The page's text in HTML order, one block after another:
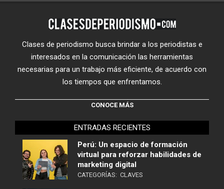
Clases de periodismo busca brindar a los periodistas e
interesados en la comunicación las herramientas
necesarias para un trabajo más eficiente, de acuerdo con
los tiempos que enfrentamos.
CONOCE MÁS
ENTRADAS RECIENTES
Perú: Un espacio de formación
virtual para reforzar habilidades de
marketing digital
CATEGORÍAS: CLAVES